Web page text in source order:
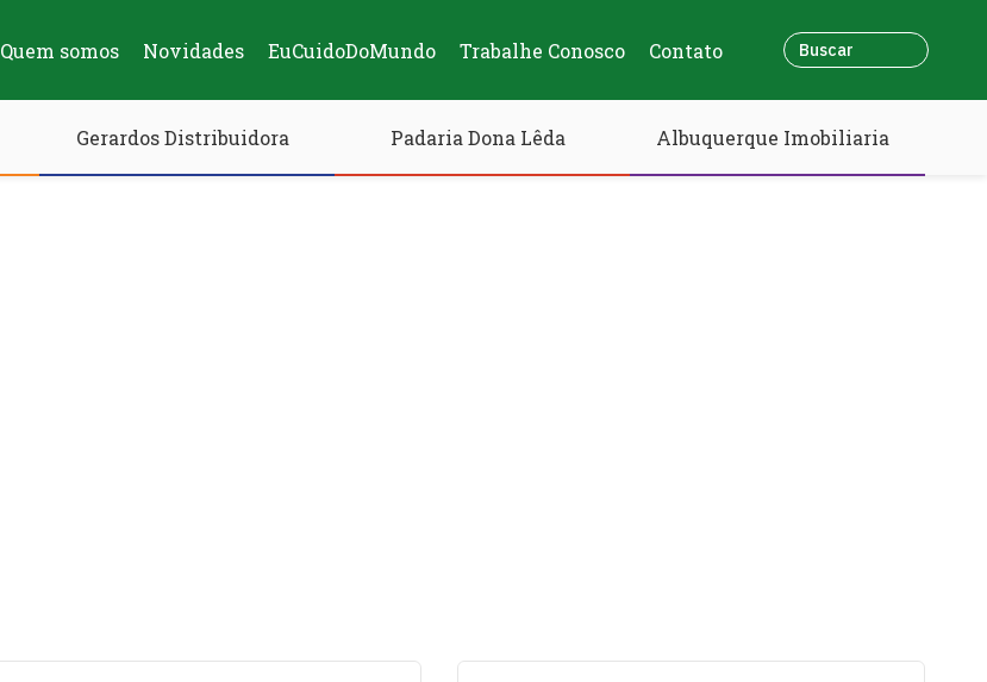
Quem somos Novidades EuCuidoDoMundo Trabalhe Conosco Contato
Gerardos Distribuidora Padaria Dona Lêda Albuquerque Imobiliaria